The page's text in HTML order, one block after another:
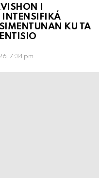
I
INTENSIFIKÁ
KU TA
7:34 pm